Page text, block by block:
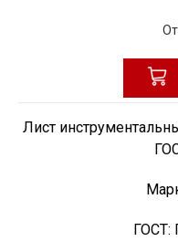
От
Лист
ГОСТ: